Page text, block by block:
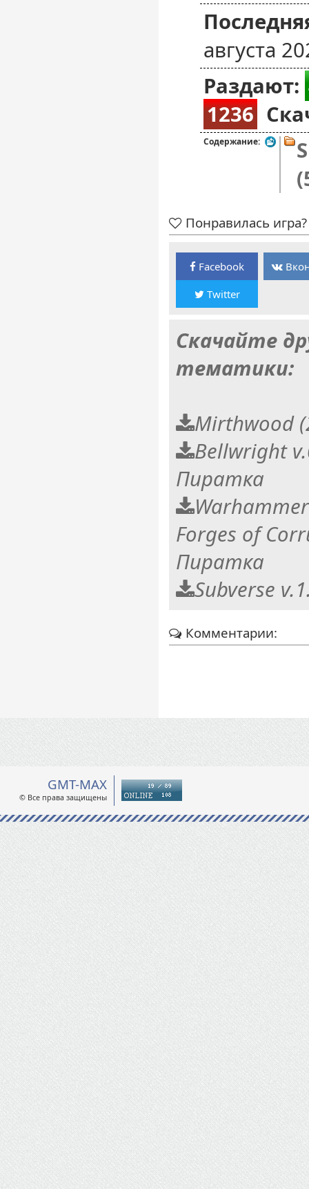
августа
Раздают:
1236
Содержание:
Понравилась
Facebook
Twitter
Скачайте
тематики:
Mirthwood
Bellwright
Пиратка
Forges of
Пиратка
Subverse
Комментарии:
GMT-MAX
© Все права защищены